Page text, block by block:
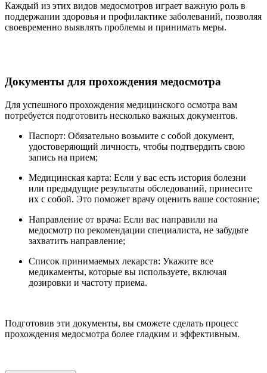
Каждый из этих видов медосмотров играет важную роль в
поддержании здоровья и профилактике заболеваний, позволяя
своевременно выявлять проблемы и принимать меры.
Документы для прохождения медосмотра
Для успешного прохождения медицинского осмотра вам
потребуется подготовить несколько важных документов.
Паспорт: Обязательно возьмите с собой документ,
удостоверяющий личность, чтобы подтвердить свою
запись на прием;
Медицинская карта: Если у вас есть история болезни
или предыдущие результаты обследований, принесите
их с собой. Это поможет врачу оценить ваше состояние;
Направление от врача: Если вас направили на
медосмотр по рекомендации специалиста, не забудьте
захватить направление;
Список принимаемых лекарств: Укажите все
медикаменты, которые вы используете, включая
дозировки и частоту приема.
Подготовив эти документы, вы сможете сделать процесс
прохождения медосмотра более гладким и эффективным.